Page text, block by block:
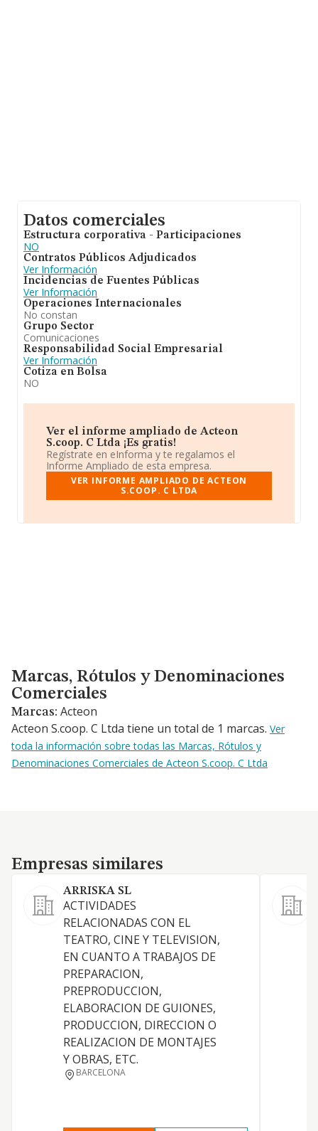
Datos comerciales
Estructura corporativa - Participaciones
NO
Contratos Públicos Adjudicados
Ver Información
Incidencias de Fuentes Públicas
Ver Información
Operaciones Internacionales
No constan
Grupo Sector
Comunicaciones
Responsabilidad Social Empresarial
Ver Información
Cotiza en Bolsa
NO
Ver el informe ampliado de Acteon
S.coop. C Ltda ¡Es gratis!
Regístrate en eInforma y te regalamos el
Informe Ampliado de esta empresa.
VER INFORME AMPLIADO DE ACTEON
S.COOP. C LTDA
Marcas, Rótulos y Denominaciones Comerciales
Marcas, Rótulos y Denominaciones
Comerciales
Marcas: Acteon
Acteon S.coop. C Ltda tiene un total de 1 marcas. Ver
toda la información sobre todas las Marcas, Rótulos y
Denominaciones Comerciales de Acteon S.coop. C Ltda
Empresas similares
Empresas similares
ARRISKA SL
ACTIVIDADES
RELACIONADAS CON EL
TEATRO, CINE Y TELEVISION,
EN CUANTO A TRABAJOS DE
PREPARACION,
PREPRODUCCION,
ELABORACION DE GUIONES,
PRODUCCION, DIRECCION O
REALIZACION DE MONTAJES
Y OBRAS, ETC.
BARCELONA